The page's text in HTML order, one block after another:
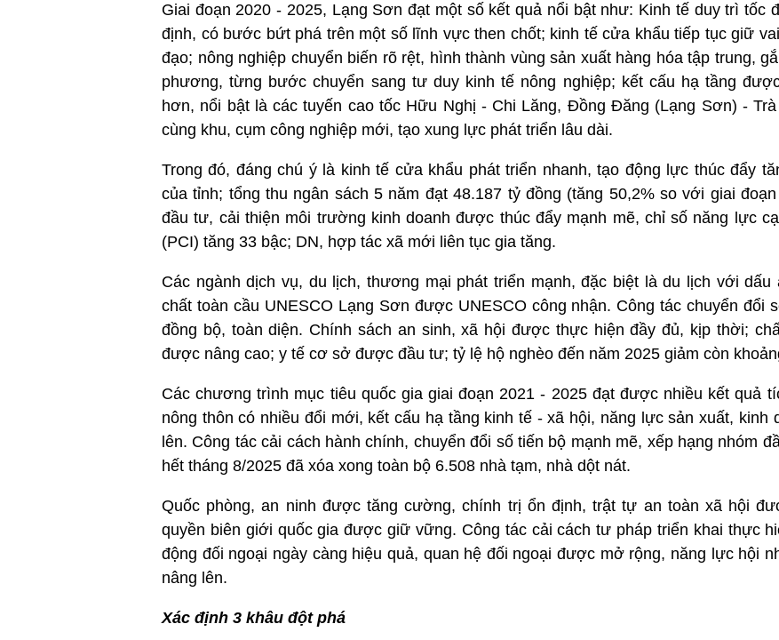
Giai đoạn 2020 - 2025, Lạng Sơn đạt một số kết quả nổi bật như: Kinh tế duy trì tốc
định, có bước bứt phá trên một số lĩnh vực then chốt; kinh tế cửa khẩu tiếp tục giữ
đạo; nông nghiệp chuyển biến rõ rệt, hình thành vùng sản xuất hàng hóa tập trung,
phương, từng bước chuyển sang tư duy kinh tế nông nghiệp; kết cấu hạ tầng
hơn, nổi bật là các tuyến cao tốc Hữu Nghị - Chi Lăng, Đồng Đăng (Lạng Sơn) -
cùng khu, cụm công nghiệp mới, tạo xung lực phát triển lâu dài.
Trong đó, đáng chú ý là kinh tế cửa khẩu phát triển nhanh, tạo động lực thúc đẩy
của tỉnh; tổng thu ngân sách 5 năm đạt 48.187 tỷ đồng (tăng 50,2% so với giai
đầu tư, cải thiện môi trường kinh doanh được thúc đẩy mạnh mẽ, chỉ số năng lực
(PCI) tăng 33 bậc; DN, hợp tác xã mới liên tục gia tăng.
Các ngành dịch vụ, du lịch, thương mại phát triển mạnh, đặc biệt là du lịch với dấu
chất toàn cầu UNESCO Lạng Sơn được UNESCO công nhận. Công tác chuyển đổi
đồng bộ, toàn diện. Chính sách an sinh, xã hội được thực hiện đầy đủ, kịp thời;
được nâng cao; y tế cơ sở được đầu tư; tỷ lệ hộ nghèo đến năm 2025 giảm còn
Các chương trình mục tiêu quốc gia giai đoạn 2021 - 2025 đạt được nhiều kết quả
nông thôn có nhiều đổi mới, kết cấu hạ tầng kinh tế - xã hội, năng lực sản xuất, kinh
lên. Công tác cải cách hành chính, chuyển đổi số tiến bộ mạnh mẽ, xếp hạng nhóm
hết tháng 8/2025 đã xóa xong toàn bộ 6.508 nhà tạm, nhà dột nát.
Quốc phòng, an ninh được tăng cường, chính trị ổn định, trật tự an toàn xã hội
quyền biên giới quốc gia được giữ vững. Công tác cải cách tư pháp triển khai thực
động đối ngoại ngày càng hiệu quả, quan hệ đối ngoại được mở rộng, năng lực hội
nâng lên.
Xác định 3 khâu đột phá